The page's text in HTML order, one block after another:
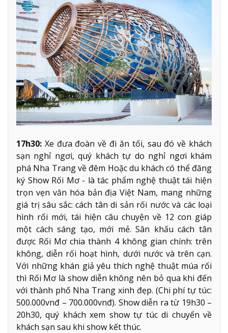
17h30: Xe đưa đoàn về đi ăn tối, sau đó về khách
sạn nghỉ ngơi, quý khách tự do nghỉ ngơi khám
phá Nha Trang về đêm Hoặc du khách có thể đăng
ký Show Rối Mơ - là tác phẩm nghệ thuật tái hiện
trọn vẹn văn hóa bản địa Việt Nam, mang những
giá trị sâu sắc: cách tân di sản rối nước và các loại
hình rối mới, tái hiện câu chuyện về 12 con giáp
một cách sáng tạo, mới mẻ. Sân khấu cách tân
được Rối Mơ chia thành 4 không gian chính: trên
không, diễn rối hoạt hình, dưới nước và trên cạn.
Với những khán giả yêu thích nghệ thuật múa rối
thì Rối Mơ là show diễn không nên bỏ qua khi đến
với thành phố Nha Trang xinh đẹp. (Chi phí tự túc:
500.000vnđ – 700.000vnđ). Show diễn ra từ 19h30 –
20h30, quý khách xem show tự túc di chuyển về
khách sạn sau khi show kết thúc.